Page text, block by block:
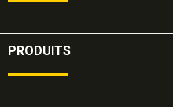
PRODUITS